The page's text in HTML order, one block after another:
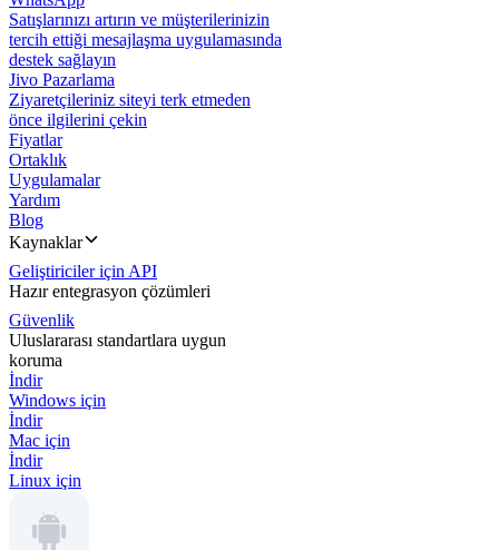
Satışlarınızı artırın ve müşterilerinizin
tercih ettiği mesajlaşma uygulamasında
destek sağlayın
Jivo Pazarlama
Ziyaretçileriniz siteyi terk etmeden
önce ilgilerini çekin
Fiyatlar
Ortaklık
Uygulamalar
Yardım
Blog
Kaynaklar
Geliştiriciler için API
Hazır entegrasyon çözümleri
Güvenlik
Uluslararası standartlara uygun
koruma
İndir
Windows için
İndir
Mac için
İndir
Linux için